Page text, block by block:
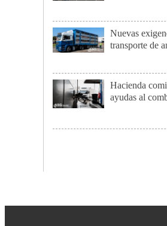
Nuevas
transporte de
Hacienda
ayudas al